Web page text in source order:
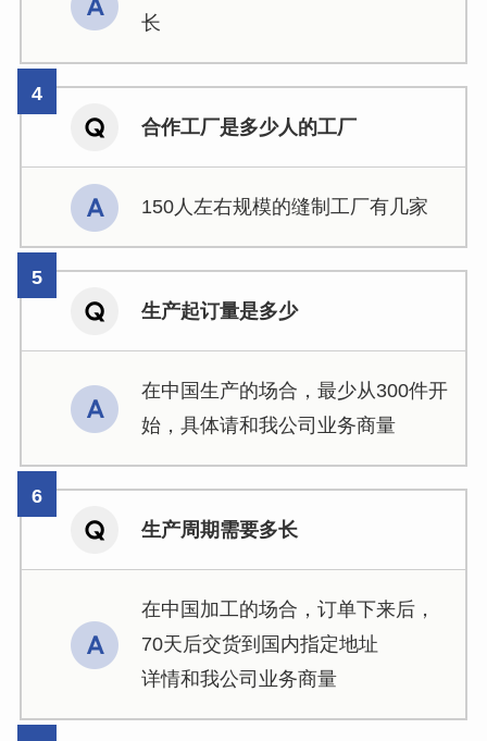
长
合作工厂是多少人的工厂
150人左右规模的缝制工厂有几家
生产起订量是多少
在中国生产的场合，最少从300件开
始，具体请和我公司业务商量
生产周期需要多长
在中国加工的场合，订单下来后，
70天后交货到国内指定地址
详情和我公司业务商量